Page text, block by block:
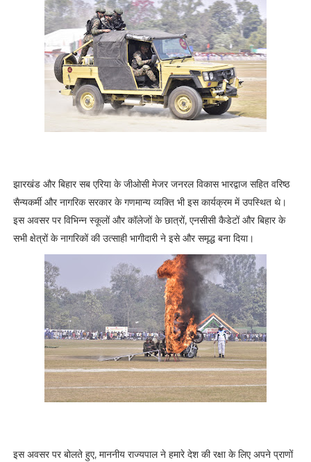
झारखंड और बिहार सब एरिया के जीओसी मेजर जनरल विकास भारद्वाज सहित वरिष्ठ
सैन्यकर्मी और नागरिक सरकार के गणमान्य व्यक्ति भी इस कार्यक्रम में उपस्थित थे।
इस अवसर पर विभिन्न स्कूलों और कॉलेजों के छात्रों, एनसीसी कैडेटों और बिहार के
सभी क्षेत्रों के नागरिकों की उत्साही भागीदारी ने इसे और समृद्ध बना दिया।
इस अवसर पर बोलते हुए, माननीय राज्यपाल ने हमारे देश की रक्षा के लिए अपने प्राणों